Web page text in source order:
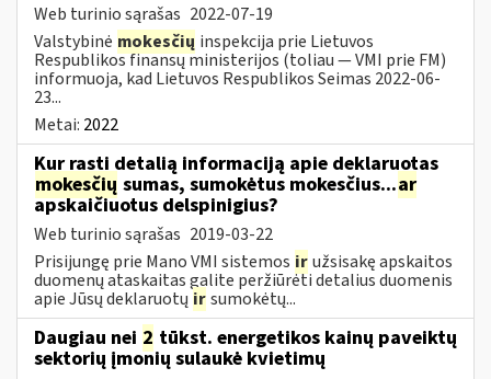
Web turinio sąrašas 2022-07-19
Valstybinė mokesčių inspekcija prie Lietuvos
Respublikos finansų ministerijos (toliau — VMI prie FM)
informuoja, kad Lietuvos Respublikos Seimas 2022-06-
23...
Metai: 2022
Kur rasti detalią informaciją apie deklaruotas
mokesčių sumas, sumokėtus mokesčius...ar
apskaičiuotus delspinigius?
Web turinio sąrašas 2019-03-22
Prisijungę prie Mano VMI sistemos iružsisakę apskaitos
duomenų ataskaitas galite peržiūrėti detalius duomenis
apie Jūsų deklaruotų irsumokėtų...
Daugiau nei 2 tūkst. energetikos kainų paveiktų
sektorių įmonių sulaukė kvietimų